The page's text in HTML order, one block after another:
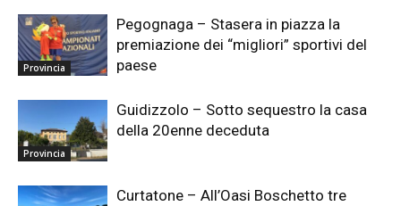
Provincia
Pegognaga – Stasera in piazza la
premiazione dei “migliori” sportivi del
paese
Provincia
Guidizzolo – Sotto sequestro la casa
della 20enne deceduta
Curtatone – All’Oasi Boschetto tre